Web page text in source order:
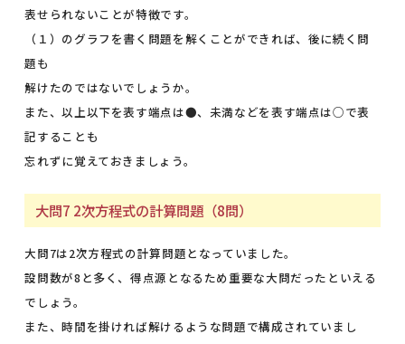
表せられないことが特徴です。
（１）のグラフを書く問題を解くことができれば、後に続く問
題も
解けたのではないでしょうか。
また、以上以下を表す端点は●、未満などを表す端点は○で表
記することも
忘れずに覚えておきましょう。
大問7 2次方程式の計算問題（8問）
大問7は2次方程式の計算問題となっていました。
設問数が8と多く、得点源となるため重要な大問だったといえる
でしょう。
また、時間を掛ければ解けるような問題で構成されていまし